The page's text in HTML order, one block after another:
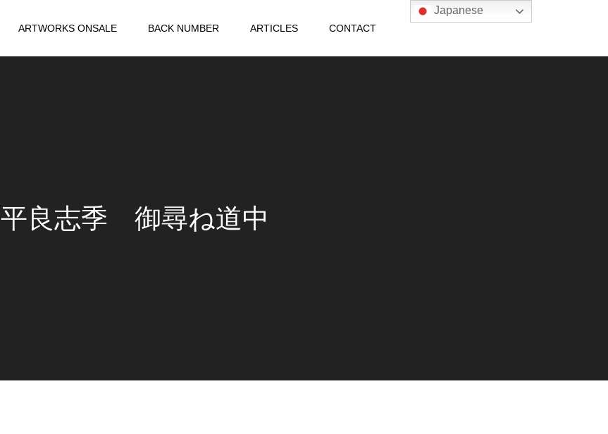
ARTWORKS ONSALE BACK NUMBER ARTICLES CONTACT
平良志季 御尋ね道中
Japanese